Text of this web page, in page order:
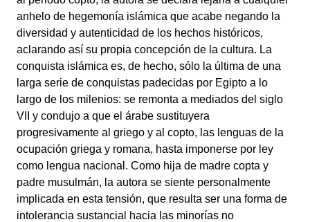
anhelo de hegemonía islámica que acabe negando la
diversidad y autenticidad de los hechos históricos,
aclarando así su propia concepción de la cultura. La
conquista islámica es, de hecho, sólo la última de una
larga serie de conquistas padecidas por Egipto a lo
largo de los milenios: se remonta a mediados del siglo
VII y condujo a que el árabe sustituyera
progresivamente al griego y al copto, las lenguas de la
ocupación griega y romana, hasta imponerse por ley
como lengua nacional. Como hija de madre copta y
padre musulmán, la autora se siente personalmente
implicada en esta tensión, que resulta ser una forma de
intolerancia sustancial hacia las minorías no